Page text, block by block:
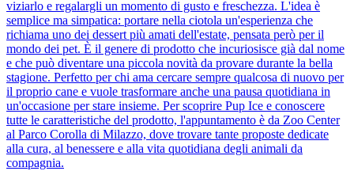
viziarlo e regalargli un momento di gusto e freschezza. L'idea è
semplice ma simpatica: portare nella ciotola un'esperienza che
richiama uno dei dessert più amati dell'estate, pensata però per il
mondo dei pet. È il genere di prodotto che incuriosisce già dal nome
e che può diventare una piccola novità da provare durante la bella
stagione. Perfetto per chi ama cercare sempre qualcosa di nuovo per
il proprio cane e vuole trasformare anche una pausa quotidiana in
un'occasione per stare insieme. Per scoprire Pup Ice e conoscere
tutte le caratteristiche del prodotto, l'appuntamento è da Zoo Center
al Parco Corolla di Milazzo, dove trovare tante proposte dedicate
alla cura, al benessere e alla vita quotidiana degli animali da
compagnia.